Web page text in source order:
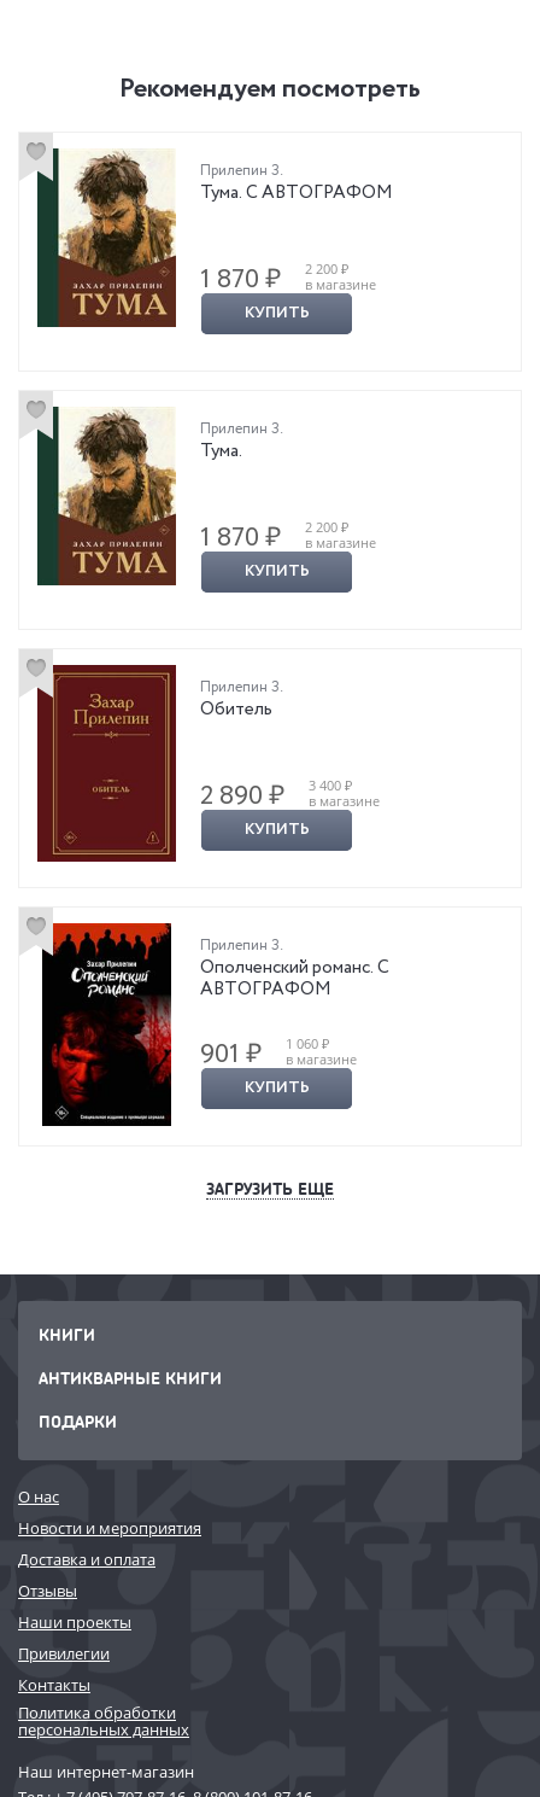
Рекомендуем посмотреть
Прилепин З.
Тума. С АВТОГРАФОМ
1 870 ₽
2 200 ₽
в магазине
КУПИТЬ
Прилепин З.
Тума.
1 870 ₽
2 200 ₽
в магазине
КУПИТЬ
Прилепин З.
Обитель
2 890 ₽
3 400 ₽
в магазине
КУПИТЬ
Прилепин З.
Ополченский романс. С
АВТОГРАФОМ
901 ₽
1 060 ₽
в магазине
КУПИТЬ
ЗАГРУЗИТЬ ЕЩЕ
КНИГИ
АНТИКВАРНЫЕ КНИГИ
ПОДАРКИ
О нас
Новости и мероприятия
Доставка и оплата
Отзывы
Наши проекты
Привилегии
Контакты
Политика обработки
персональных данных
Наш интернет-магазин